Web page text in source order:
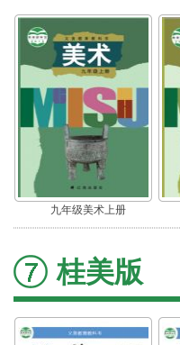
九年级美术上册
桂美版